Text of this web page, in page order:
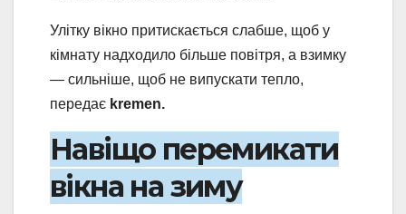
Улітку вікно притискається слабше, щоб у
кімнату надходило більше повітря, а взимку
— сильніше, щоб не випускати тепло,
передає kremen.
Навіщо перемикати
вікна на зиму